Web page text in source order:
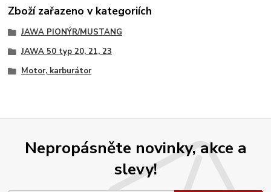
Zboží zařazeno v kategoriích
JAWA PIONÝR/MUSTANG
JAWA 50 typ 20, 21, 23
Motor, karburátor
Nepropásněte novinky, akce a
slevy!